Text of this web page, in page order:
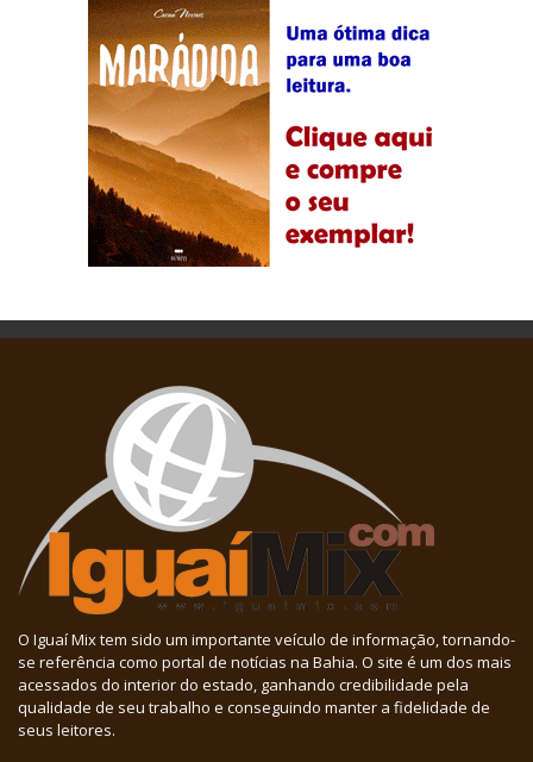
O Iguaí Mix tem sido um importante veículo de informação, tornando-
se referência como portal de notícias na Bahia. O site é um dos mais
acessados do interior do estado, ganhando credibilidade pela
qualidade de seu trabalho e conseguindo manter a fidelidade de
seus leitores.